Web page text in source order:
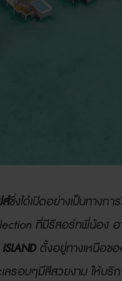
ซึ่งได้เปิดอย่างเป็นทางกา
ที่มีรีสอร์ทพี่น้อง อ
ตั้งอยู่ทางเหนือข
เลรอบๆมีสีสวยงาม ให้บริ